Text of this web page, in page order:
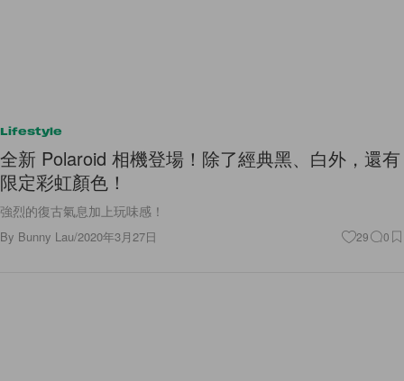
Lifestyle
全新 Polaroid 相機登場！除了經典黑、白外，還有
限定彩虹顏色！
強烈的復古氣息加上玩味感！
By Bunny Lau/2020年3月27日 29 0